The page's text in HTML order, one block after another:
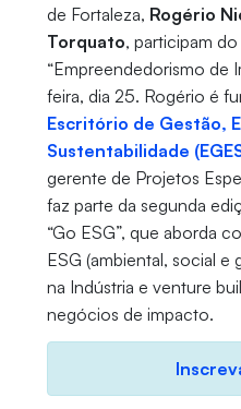
de Fortaleza, Rogério
Torquato, participam do
“Empreendedorismo de
feira, dia 25. Rogério é
Escritório de Gestão,
Sustentabilidade
gerente de Projetos
faz parte da segunda
“Go ESG”, que aborda
ESG (ambiental, social
na Indústria e venture
negócios de impacto.